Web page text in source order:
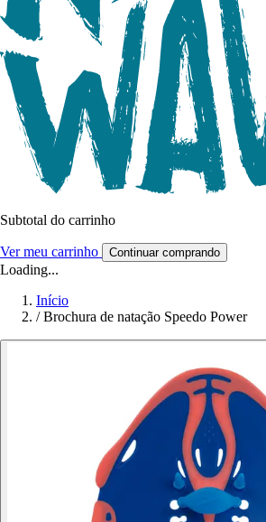
Subtotal do carrinho
Ver meu carrinho Continuar comprando
Loading...
Início
/ Brochura de natação Speedo Power